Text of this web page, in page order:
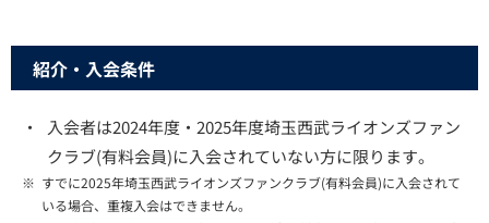
紹介・入会条件
・
入会者は2024年度・2025年度埼玉西武ライオンズファン
クラブ(有料会員)に入会されていない方に限ります。
※ すでに2025年埼玉西武ライオンズファンクラブ(有料会員)に入会されて
いる場合、重複入会はできません。